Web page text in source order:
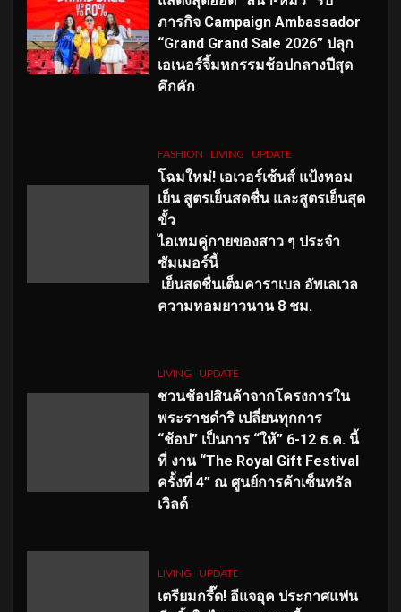
ภารกิจ Campaign Ambassador
“Grand Grand Sale 2026” ปลุก
เอเนอร์จี้มหกรรมช้อปกลางปีสุด
คึกคัก
FASHION LIVING UPDATE
โฉมใหม่! เอเวอร์เซ้นส์ แป้งหอม
เย็น สูตรเย็นสดชื่น และสูตรเย็นสุด
ขั้ว
ไอเทมคู่กายของสาว ๆ ประจำ
ซัมเมอร์นี้
เย็นสดชื่นเต็มคาราเบล อัพเลเวล
ความหอมยาวนาน 8 ชม.
LIVING UPDATE
ชวนช้อปสินค้าจากโครงการใน
พระราชดำริ เปลี่ยนทุกการ
“ช้อป” เป็นการ “ให้” 6-12 ธ.ค. นี้
ที่ งาน “The Royal Gift Festival
ครั้งที่ 4” ณ ศูนย์การค้าเซ็นทรัล
เวิลด์
LIVING UPDATE
เตรียมกรี๊ด! อีแจอุค ประกาศแฟน